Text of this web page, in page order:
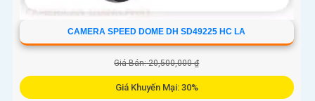
CAMERA SPEED DOME DH SD49225 HC LA
Giá Bán: 20,500,000 ₫
Giá Khuyến Mại: 30%